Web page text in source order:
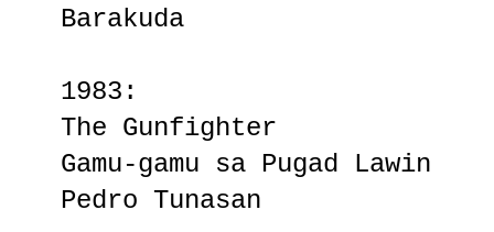
Barakuda
1983:
The Gunfighter
Gamu-gamu sa Pugad Lawin
Pedro Tunasan